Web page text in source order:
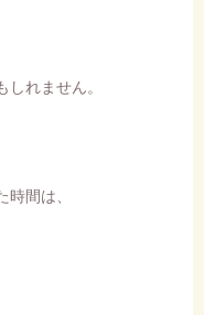
れません。
間は、